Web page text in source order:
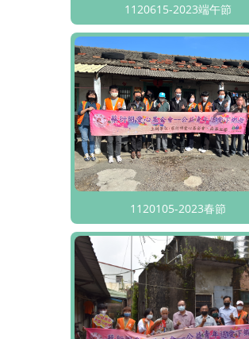
1120615-2023端午節
1120105-2023春節